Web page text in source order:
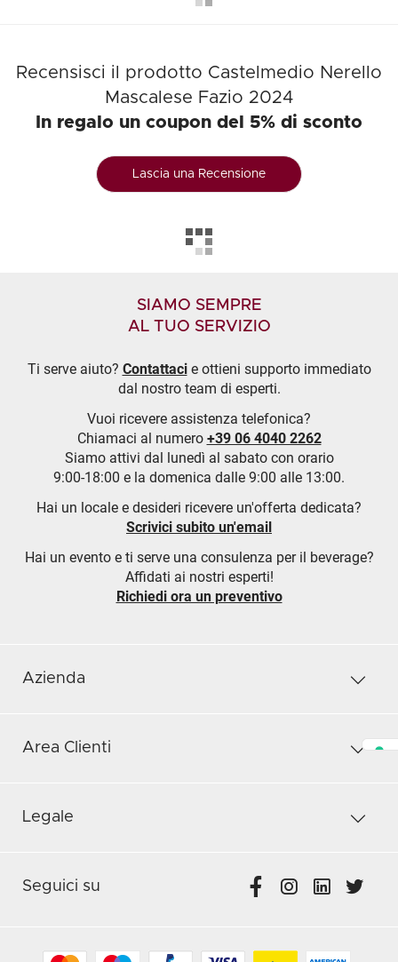
Recensisci il prodotto Castelmedio Nerello
Mascalese Fazio 2024
In regalo un coupon del 5% di sconto
Lascia una Recensione
SIAMO SEMPRE
AL TUO SERVIZIO
Ti serve aiuto? Contattacie ottieni supporto immediato
dal nostro team di esperti.
Vuoi ricevere assistenza telefonica?
Chiamaci al numero +39 06 4040 2262
Siamo attivi dal lunedì al sabato con orario
9:00-18:00 e la domenica dalle 9:00 alle 13:00.
Hai un locale e desideri ricevere un'offerta dedicata?
Scrivici subito un'email
Hai un evento e ti serve una consulenza per il beverage?
Affidati ai nostri esperti!
Richiedi ora un preventivo
Azienda
Area Clienti
Legale
Seguici su